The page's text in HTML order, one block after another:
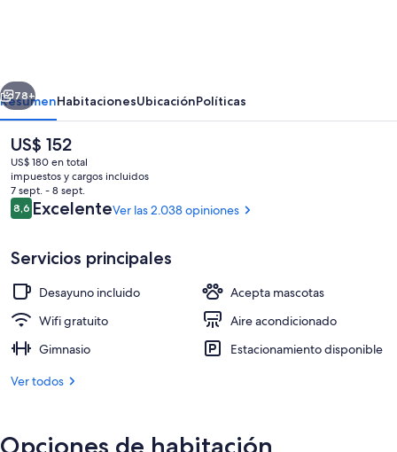
Nashville
Downtown
Recepción
Siguiente
78+
ResumenHabitacionesUbicaciónPolíticas
El
precio
actual
es
de
US$ 152
US$ 152
US$ 180 en total
impuestos y cargos incluidos
7 sept. - 8 sept.
Opiniones
8,68,6 de 10
ExcelenteVer las 2.038 opiniones
Servicios principales
Desayuno incluido
Acepta mascotas
Wifi gratuito
Aire acondicionado
Gimnasio
Estacionamiento disponible
Ver todos
Opciones de habitación